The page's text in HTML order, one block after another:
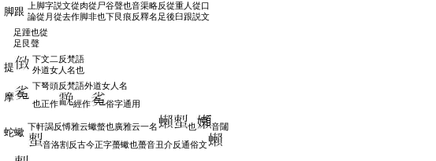
脚跟
上脚字説文從肉從尸谷聲也音渠略反從重人從口
論從月從去作脚非也下艮痕反釋名足後臼跟説文
足踵也從
足艮聲
提
下文二反梵語
外道女人名也
摩
下弩頭反梵語外道女人名
也正作
經作 俗字通用
蛇蠍 下軒謁反愽雅云蠍螫也廣雅云一名 也
音闥
音洛割反古今正字蠆蠍也蠆音丑介反通俗文